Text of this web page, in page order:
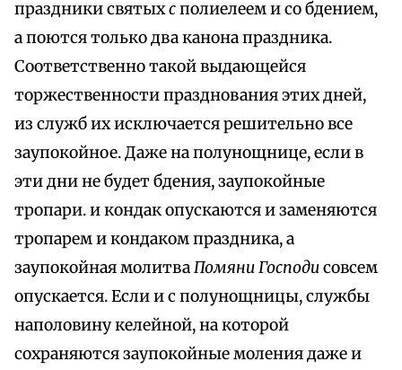
праздники святыхсполиелеем и со бдением,
а поются только два канона праздника.
Соответственно такой выдающейся
торжественности празднования этих дней,
из служб их исключается решительно все
заупокойное. Даже на полунощнице, если в
эти дни не будет бдения, заупокойные
тропари. и кондак опускаются и заменяются
тропарем и кондаком праздника, а
заупокойная молитваПомяни Господисовсем
опускается. Если и с полунощницы, службы
наполовину келейной, на которой
сохраняются заупокойные моления даже и